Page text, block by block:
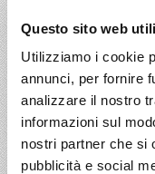
Questo sito web
Utilizziamo i cookie
annunci, per fornire
analizzare il nostro
informazioni sul
nostri partner che si
pubblicità e social
Berca srl,